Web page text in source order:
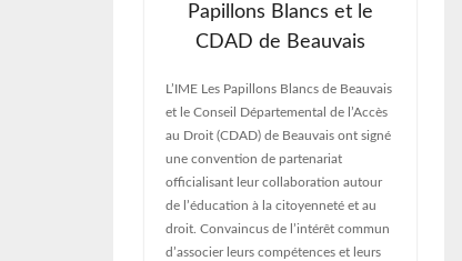
Papillons Blancs et le
CDAD de Beauvais
L’IME Les Papillons Blancs de Beauvais
et le Conseil Départemental de l’Accès
au Droit (CDAD) de Beauvais ont signé
une convention de partenariat
officialisant leur collaboration autour
de l’éducation à la citoyenneté et au
droit. Convaincus de l’intérêt commun
d’associer leurs compétences et leurs